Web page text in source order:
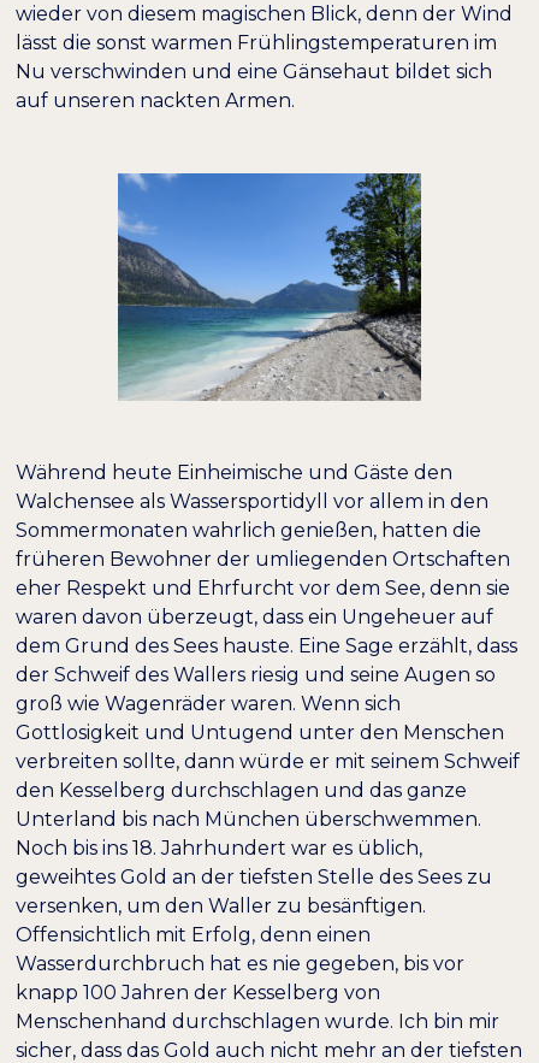
wieder von diesem magischen Blick, denn der Wind
lässt die sonst warmen Frühlingstemperaturen im
Nu verschwinden und eine Gänsehaut bildet sich
auf unseren nackten Armen.
Während heute Einheimische und Gäste den
Walchensee als Wassersportidyll vor allem in den
Sommermonaten wahrlich genießen, hatten die
früheren Bewohner der umliegenden Ortschaften
eher Respekt und Ehrfurcht vor dem See, denn sie
waren davon überzeugt, dass ein Ungeheuer auf
dem Grund des Sees hauste. Eine Sage erzählt, dass
der Schweif des Wallers riesig und seine Augen so
groß wie Wagenräder waren. Wenn sich
Gottlosigkeit und Untugend unter den Menschen
verbreiten sollte, dann würde er mit seinem Schweif
den Kesselberg durchschlagen und das ganze
Unterland bis nach München überschwemmen.
Noch bis ins 18. Jahrhundert war es üblich,
geweihtes Gold an der tiefsten Stelle des Sees zu
versenken, um den Waller zu besänftigen.
Offensichtlich mit Erfolg, denn einen
Wasserdurchbruch hat es nie gegeben, bis vor
knapp 100 Jahren der Kesselberg von
Menschenhand durchschlagen wurde. Ich bin mir
sicher, dass das Gold auch nicht mehr an der tiefsten